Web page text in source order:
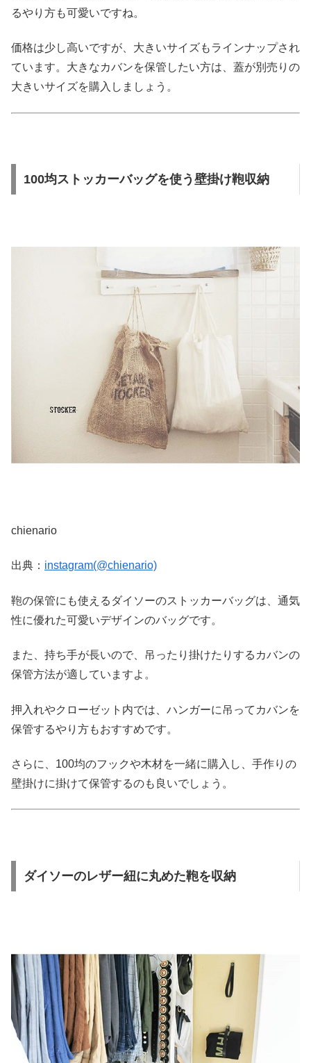
るやり方も可愛いですね。
価格は少し高いですが、大きいサイズもラインナップされ
ています。大きなカバンを保管したい方は、蓋が別売りの
大きいサイズを購入しましょう。
100均ストッカーバッグを使う壁掛け鞄収納
chienario
出典： instagram(@chienario)
鞄の保管にも使えるダイソーのストッカーバッグは、通気
性に優れた可愛いデザインのバッグです。
また、持ち手が長いので、吊ったり掛けたりするカバンの
保管方法が適していますよ。
押入れやクローゼット内では、ハンガーに吊ってカバンを
保管するやり方もおすすめです。
さらに、100均のフックや木材を一緒に購入し、手作りの
壁掛けに掛けて保管するのも良いでしょう。
ダイソーのレザー紐に丸めた鞄を収納